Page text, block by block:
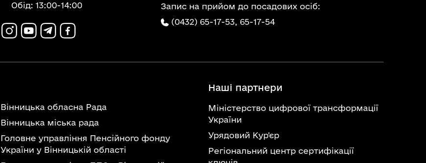
Обід: 13:00-14:00
Запис на прийом до посадових осіб:
(0432) 65-17-53, 65-17-54
Вінницька обласна Рада
Вінницька міська рада
Головне управління Пенсійного фонду
України у Вінницькій області
Наші партнери
Міністерство цифрової трансформації
України
Урядовий Кур'єр
Регіональний центр сертифікації